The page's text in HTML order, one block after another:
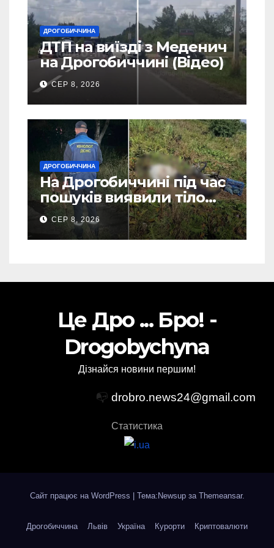
ДРОГОБИЧЧИНА
ДТП на виїзді з Меденич
на Дрогобиччині (Відео)
СЕР 8, 2026
ДРОГОБИЧЧИНА
На Дрогобиччині під час
пошуків виявили тіло
зниклого чоловіка (Фото)
СЕР 8, 2026
Це Дро ... Бро! -
Drogobychyna
Дізнайся новини першим!
📭 drobro.news24@gmail.com
Статистика
Сайт працює на WordPress Тема:Newsup за Themeansar.
Дрогобиччина Львів Україна Курорти Криптовалюти